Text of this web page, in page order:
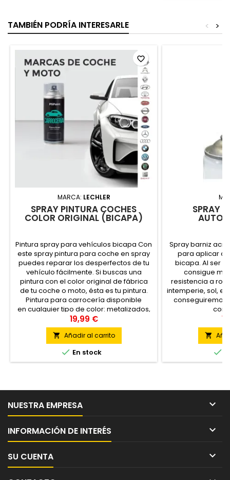
TAMBIÉN PODRÍA INTERESARLE >
<
MARCA: LECHLER
SPRAY PINTURA COCHES
COLOR ORIGINAL (BICAPA)
Pintura spray para vehículos bicapa Con
este spray pintura para coche en spray
puedes reparar los desperfectos de tu
vehículo fácilmente. Si buscas una
pintura con el color original de fábrica
de tu coche o moto, ésta es tu pintura.
Pintura para carrocería disponible
en cualquier tipo de color: metalizados,
perlados y colores lisos. Para cualquier
marca...
19,99 €
 Añadir al carrito
 En stock
favorite_border
SPRAY
Spray barniz
para aplicar
bicapa. Al ser
consigue
resistencia a
intemperie, sol,
conseguiremos


NUESTRA EMPRESA 
INFORMACIÓN DE INTERÉS 
SU CUENTA 